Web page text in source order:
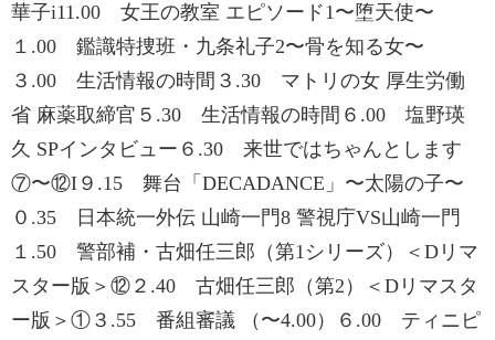
華子i11.00 女王の教室 エピソード1〜堕天使〜
１.00 鑑識特捜班・九条礼子2〜骨を知る女〜
３.00 生活情報の時間３.30 マトリの女 厚生労働
省 麻薬取締官５.30 生活情報の時間６.00 塩野瑛
久 SPインタビュー６.30 来世ではちゃんとします
⑦〜⑫I９.15 舞台「DECADANCE」〜太陽の子〜
０.35 日本統一外伝 山崎一門8 警視庁VS山崎一門
１.50 警部補・古畑任三郎（第1シリーズ）＜Dリマ
スター版＞⑫２.40 古畑任三郎（第2）＜Dリマスタ
ー版＞①３.55 番組審議 （〜4.00）６.00 ティニピ